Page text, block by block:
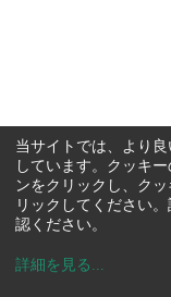
当サイトでは、より
しています。クッキ
ンをクリックし、ク
リックしてください
認ください。
詳細を見る ...